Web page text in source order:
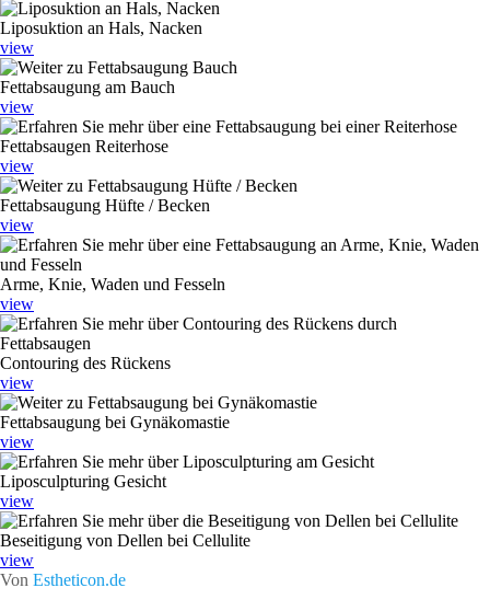
Liposuktion an Hals, Nacken
view
Fettabsaugung am Bauch
view
Fettabsaugen Reiterhose
view
Fettabsaugung Hüfte / Becken
view
Arme, Knie, Waden und Fesseln
view
Contouring des Rückens
view
Fettabsaugung bei Gynäkomastie
view
Liposculpturing Gesicht
view
Beseitigung von Dellen bei Cellulite
view
Von Estheticon.de